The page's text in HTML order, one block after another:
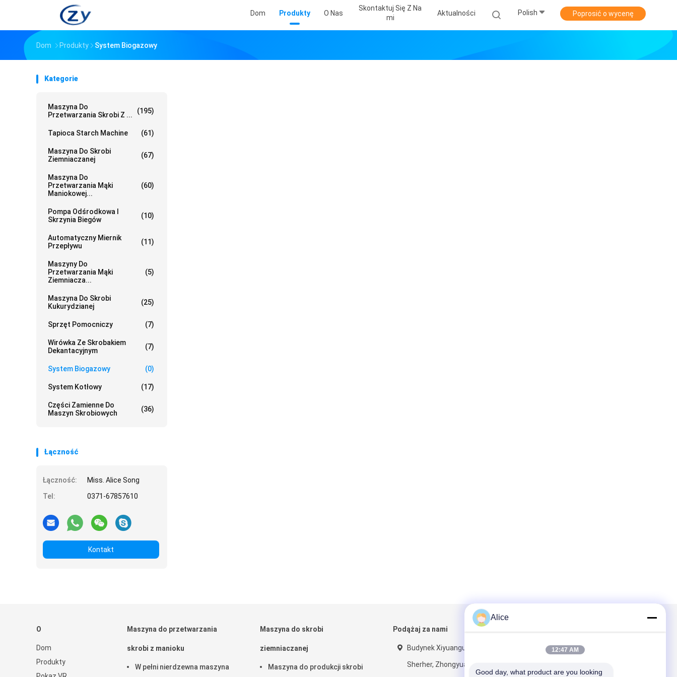
Dom Produkty O Nas
Skontaktuj Się Z Na
Mi
Aktualności Polish Poprosić o wycenę
Dom Produkty System Biogazowy
Kategorie
Maszyna Do
Przetwarzania Skrobi Z ...
(195)
Tapioca Starch Machine (61)
Maszyna Do Skrobi
Ziemniaczanej
(67)
Maszyna Do
Przetwarzania Mąki
Maniokowej...
(60)
Pompa Odśrodkowa I
Skrzynia Biegów
(10)
Automatyczny Miernik
Przepływu
(11)
Maszyny Do
Przetwarzania Mąki
Ziemniacza...
(5)
Maszyna Do Skrobi
Kukurydzianej
(25)
Sprzęt Pomocniczy (7)
Wirówka Ze Skrobakiem
Dekantacyjnym
(7)
System Biogazowy (0)
System Kotłowy (17)
Części Zamienne Do
Maszyn Skrobiowych
(36)
Łączność
Łączność:
Miss. Alice Song
Tel:
0371-67857610
Kontakt
O
Dom
Produkty
Maszyna do przetwarzania
skrobi z manioku
W pełni nierdzewna maszyna
Maszyna do skrobi
ziemniaczanej
Maszyna do produkcji skrobi
Podążaj za nami
Budynek Xiyuanguoji, Jian
Sherher, Zhongyuan District
Alice
12:47 AM
Good day, what product are you looking